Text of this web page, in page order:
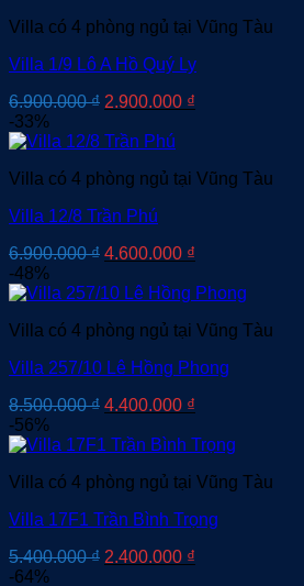
3.600.000 ₫.
Villa có 4 phòng ngủ tại Vũng Tàu
Villa 1/9 Lô A Hồ Quý Ly
6.900.000₫ Giá
là:
2.900.000 ₫
2.900.000 ₫.
-33%
Villa có 4 phòng ngủ tại Vũng Tàu
Villa 12/8 Trần Phú
6.900.000₫ Giá
là:
4.600.000 ₫
tại
4.600.000 ₫.
-48%
Villa có 4 phòng ngủ tại Vũng Tàu
Villa 257/10 Lê Hồng Phong
8.500.000₫ Giá
là:
4.400.000 ₫
tại
4.400.000 ₫.
-56%
Villa có 4 phòng ngủ tại Vũng Tàu
Villa 17F1 Trần Bình Trọng
5.400.000₫ Giá
2.400.000 ₫
-64%